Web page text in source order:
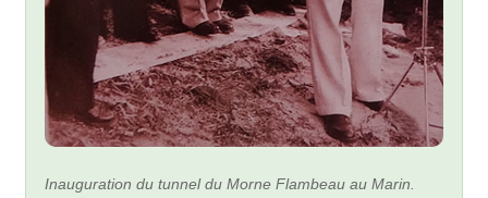
Inauguration du tunnel du Morne Flambeau au Marin.